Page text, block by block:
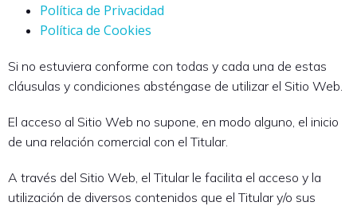
Política de Privacidad
Política de Cookies
Si no estuviera conforme con todas y cada una de estas
cláusulas y condiciones absténgase de utilizar el Sitio Web.
El acceso al Sitio Web no supone, en modo alguno, el inicio
de una relación comercial con el Titular.
A través del Sitio Web, el Titular le facilita el acceso y la
utilización de diversos contenidos que el Titular y/o sus